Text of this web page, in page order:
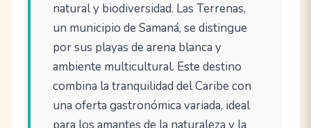
natural y biodiversidad. Las Terrenas,
un municipio de Samaná, se distingue
por sus playas de arena blanca y
ambiente multicultural. Este destino
combina la tranquilidad del Caribe con
una oferta gastronómica variada, ideal